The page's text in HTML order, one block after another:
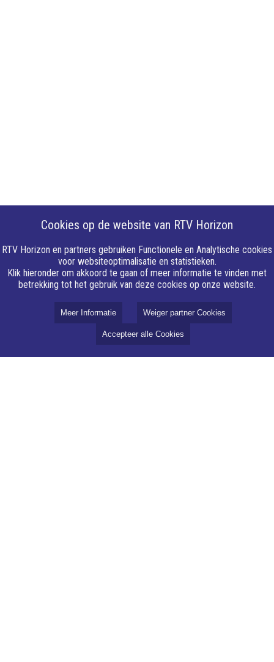
Cookies op de website van RTV Horizon
RTV Horizon en partners gebruiken Functionele en Analytische cookies
voor websiteoptimalisatie en statistieken.
Klik hieronder om akkoord te gaan of meer informatie te vinden met
betrekking tot het gebruik van deze cookies op onze website.
Meer Informatie Weiger partner Cookies
Accepteer alle Cookies